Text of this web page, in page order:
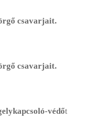
csavarjait.
csavarjait.
védőt